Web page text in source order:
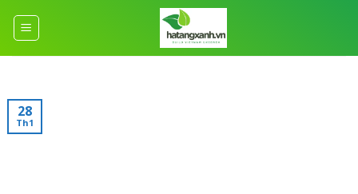
28
Th1